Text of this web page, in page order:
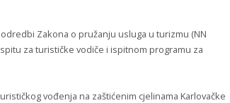
Zakona o pružanju usluga u turizmu (NN
za turističke vodiče i ispitnom programu za
vođenja na zaštićenim cjelinama Karlovačke